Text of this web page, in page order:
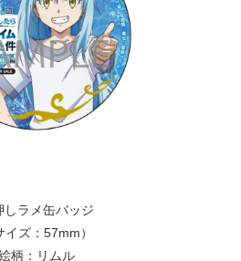
しラメ缶バッジ
イズ：57mm）
柄：リムル